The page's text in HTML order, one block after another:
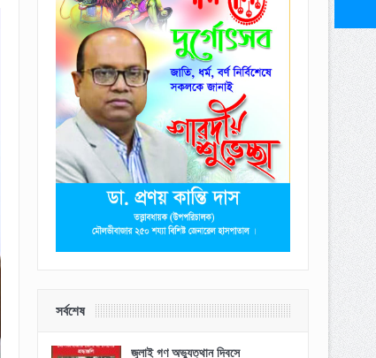
সর্বশেষ
জুলাই গণ অভ্যুত্থান দিবসে